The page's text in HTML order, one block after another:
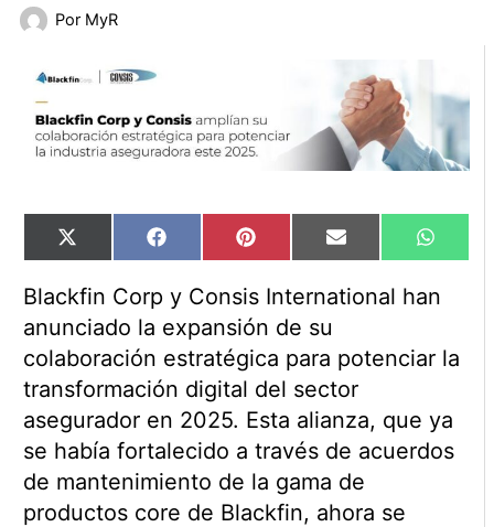
Por MyR
Compartir
en
X
(Twitter)
Compartir
en
Facebook Compartir
en
Pinterest Compartir
en
Email
en
Blackfin Corp y Consis International han
anunciado la expansión de su
colaboración estratégica para potenciar la
transformación digital del sector
asegurador en 2025. Esta alianza, que ya
se había fortalecido a través de acuerdos
de mantenimiento de la gama de
productos core de Blackfin, ahora se